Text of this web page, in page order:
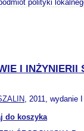
polityki
I INŻYNIERII
, 2011, wydanie I
do koszyka